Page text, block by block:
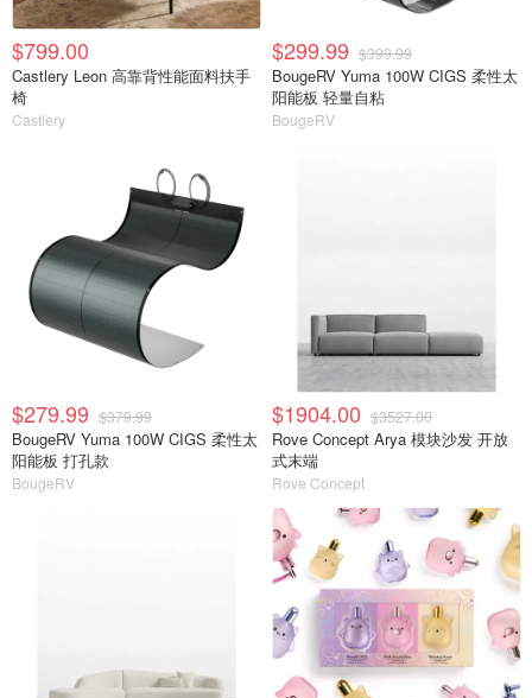
$799.00
Castlery Leon 高靠背性能面料扶手
椅
Castlery
$299.99 $399.99
BougeRV Yuma 100W CIGS 柔性太
阳能板 轻量自粘
BougeRV
$279.99 $379.99
BougeRV Yuma 100W CIGS 柔性太
阳能板 打孔款
BougeRV
$1904.00 $3527.00
Rove Concept Arya 模块沙发 开放
式末端
Rove Concept